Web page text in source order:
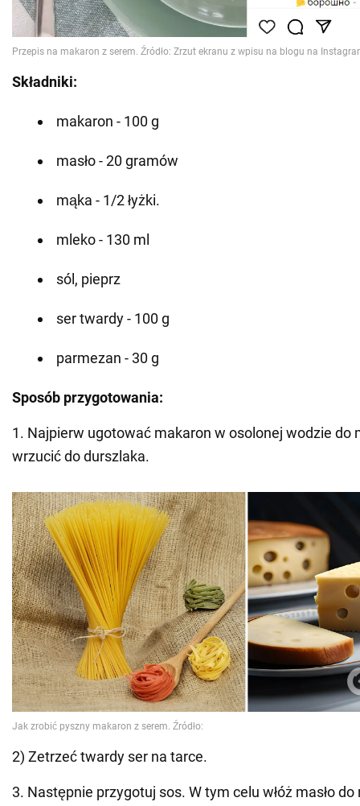
Składniki:
makaron - 100 g
masło - 20 gramów
mąka - 1/2 łyżki.
mleko - 130 ml
sól, pieprz
ser twardy - 100 g
parmezan - 30 g
Sposób przygotowania:
1. Najpierw ugotować makaron w osolonej wodzie do
wrzucić do durszlaka.
2) Zetrzeć twardy ser na tarce.
3. Następnie przygotuj sos. W tym celu włóż masło